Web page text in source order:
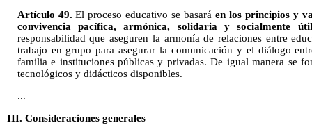
Artículo 49. El proceso educativo se basará en los principios y
convivencia pacífica, armónica, solidaria y socialmente
responsabilidad que aseguren la armonía de relaciones entre
trabajo en grupo para asegurar la comunicación y el diálogo
familia e instituciones públicas y privadas. De igual manera se
tecnológicos y didácticos disponibles.
...
III. Consideraciones generales